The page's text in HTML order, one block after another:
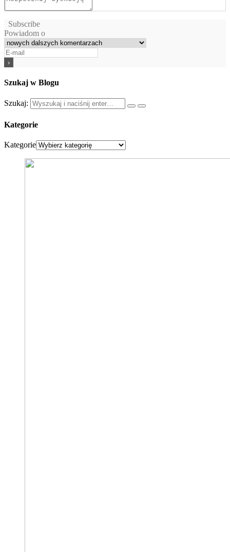
Subscribe
Powiadom o
Szukaj w Blogu
Szukaj:
Kategorie
Kategorie